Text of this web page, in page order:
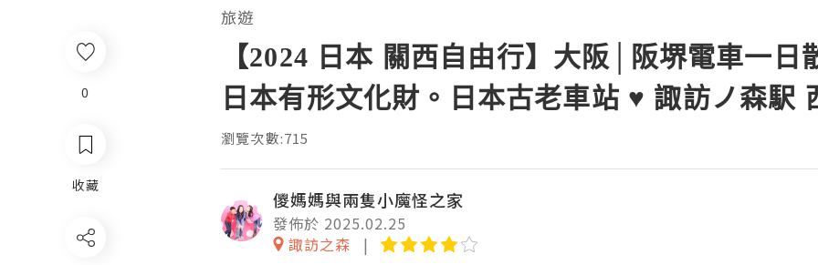
0
收藏
旅遊
【2024 日本 關西自由行】大阪│阪堺電車一
日本有形文化財。日本古老車站 ♥ 諏訪ノ森駅
瀏覽次數:715
儍媽媽與兩隻小魔怪之家
發佈於 2025.02.25
諏訪之森